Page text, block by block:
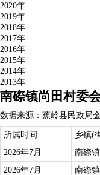
2020年
2019年
2018年
2017年
2016年
2015年
2014年
2013年
南磜镇尚田村委
数据来源：蕉岭县民政局
所属时间 乡镇(
2026年7月
南磜镇
2026年7月
南磜镇